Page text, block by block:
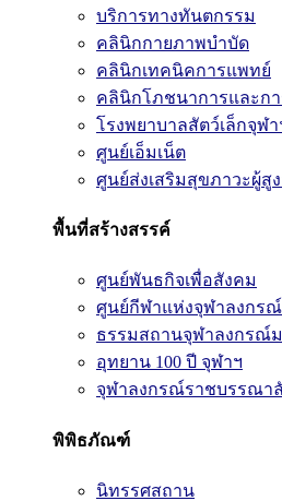
บริการทางทันตกรรม
คลินิกกายภาพบำบัด
คลินิกเทคนิคการแพทย์
คลินิกโภชนาการและก
โรงพยาบาลสัตว์เล็กจุฬา
ศูนย์เอ็มเน็ต
ศูนย์ส่งเสริมสุขภาวะผู้สู
พื้นที่สร้างสรรค์
ศูนย์พันธกิจเพื่อสังคม
ศูนย์กีฬาแห่งจุฬาลงกร
ธรรมสถานจุฬาลงกรณ์
อุทยาน 100 ปี จุฬาฯ
จุฬาลงกรณ์ราชบรรณา
พิพิธภัณฑ์
นิทรรศสถาน